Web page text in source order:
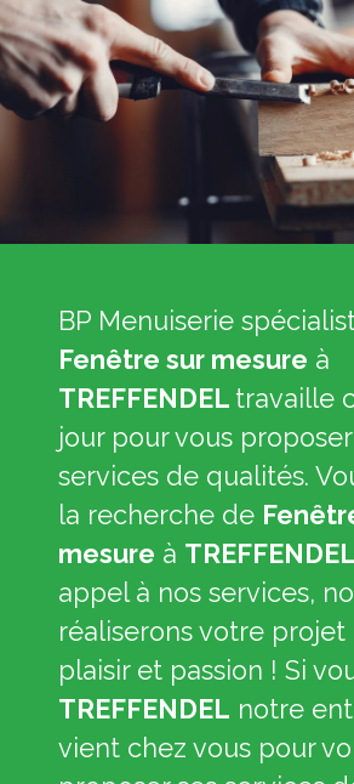
BP Menuiserie
Fenêtre sur mesure à
TREFFENDEL travaille
jour pour vous
services de qualités.
la recherche de
mesure à TREFFENDEL
appel à nos services,
réaliserons votre projet
plaisir et passion ! Si
TREFFENDEL notre
vient chez vous pour